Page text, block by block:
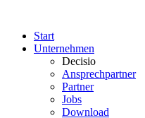
Start
Unternehmen
Decisio
Ansprechpartner
Partner
Jobs
Download